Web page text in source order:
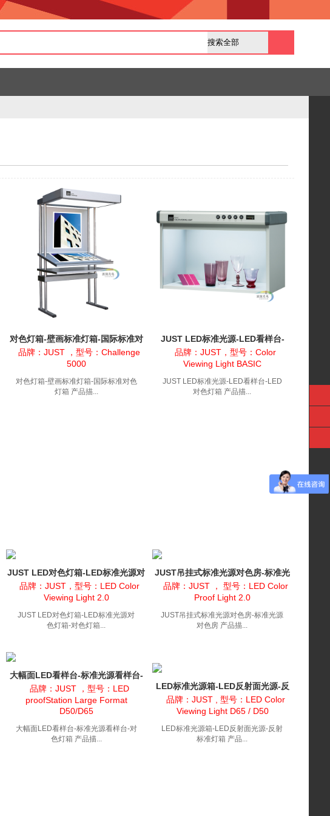
对色灯箱-壁画标准灯箱-国际标准对
色灯箱
品牌：JUST ，型号：Challenge
5000
对色灯箱-壁画标准灯箱-国际标准对色
灯箱 产品描...
JUST LED标准光源-LED看样台-
LED对色灯箱
品牌：JUST，型号：Color
Viewing Light BASIC
JUST LED标准光源-LED看样台-LED
对色灯箱 产品描...
JUST LED对色灯箱-LED标准光源对
色灯箱-对色灯箱-C...
品牌：JUST，型号：LED Color
Viewing Light 2.0
JUST LED对色灯箱-LED标准光源对
色灯箱-对色灯箱...
JUST吊挂式标准光源对色房-标准光
源对色房
品牌：JUST ， 型号：LED Color
Proof Light 2.0
JUST吊挂式标准光源对色房-标准光源
对色房 产品描...
大幅面LED看样台-标准光源看样台-
对色灯箱
品牌：JUST ，型号：LED
proofStation Large Format
D50/D65
大幅面LED看样台-标准光源看样台-对
色灯箱 产品描...
LED标准光源箱-LED反射面光源-反
射标准灯箱
品牌：JUST , 型号：LED Color
Viewing Light D65 / D50
LED标准光源箱-LED反射面光源-反射
标准灯箱 产品...